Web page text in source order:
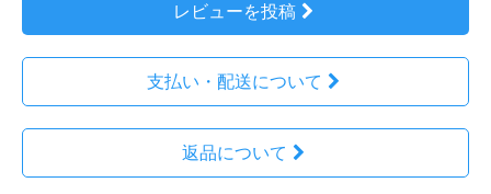
レビューを投稿
支払い・配送について
返品について